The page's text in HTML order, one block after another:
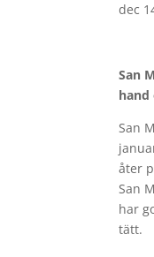
dec
San
hand
San
åter
San
har
tätt.